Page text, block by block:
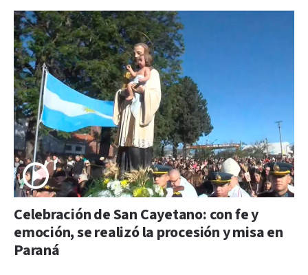
Celebración de San Cayetano: con fe y
emoción, se realizó la procesión y misa en
Paraná